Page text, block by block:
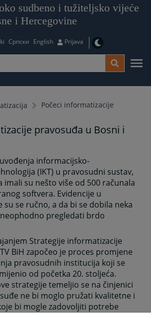
sudbeno i tužiteljsko vijeće
i Hercegovine
Српски English Prijava
Počeci informatizacije
pravosuđa u Bosni i
informacijsko-
(IKT) u pravosudni sustav,
imali su nešto više od 500 računala
softvera. Evidencije u
se ručno, a da bi se dobila neka
pregledati brdo
Strategije informatizacije
BiH započeo je proces promjene
pravosudnih institucija koji se
od početka 20. stoljeća.
strategije temeljio se na činjenici
ne bi moglo pružati kvalitetne i
bi mogle zadovoljiti potrebe